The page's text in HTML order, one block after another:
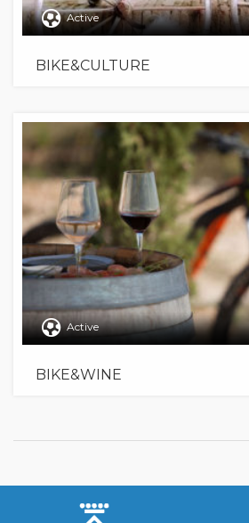
Active
BIKE&CULTURE
Active
BIKE&WINE